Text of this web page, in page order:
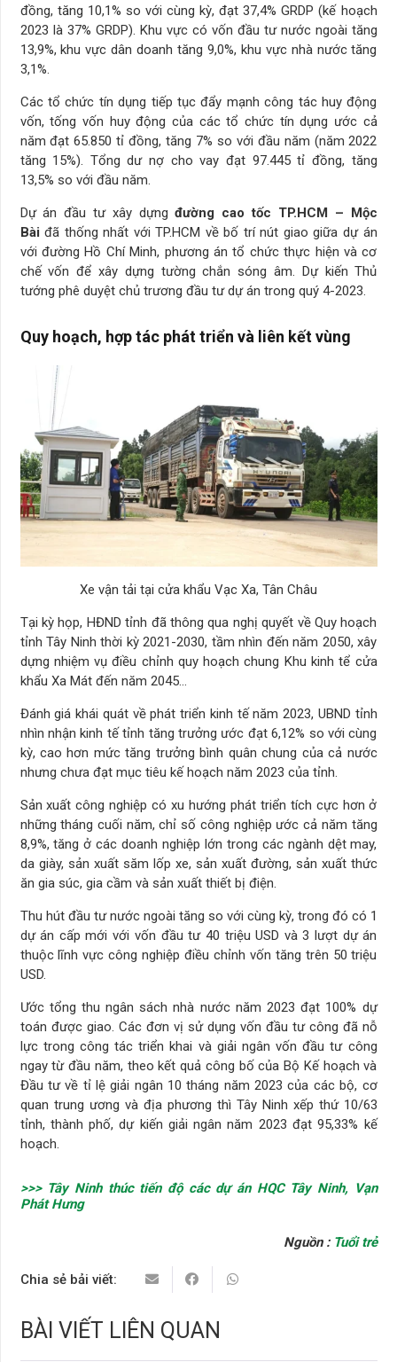
đồng, tăng 10,1% so với cùng kỳ, đạt 37,4% GRDP (kế hoạch
2023 là 37% GRDP). Khu vực có vốn đầu tư nước ngoài tăng
13,9%, khu vực dân doanh tăng 9,0%, khu vực nhà nước tăng
3,1%.
Các tổ chức tín dụng tiếp tục đẩy mạnh công tác huy động
vốn, tống vốn huy động của các tổ chức tín dụng ước cả
năm đạt 65.850 tỉ đồng, tăng 7% so với đầu năm (năm 2022
tăng 15%). Tổng dư nợ cho vay đạt 97.445 tỉ đồng, tăng
13,5% so với đầu năm.
Dự án đầu tư xây dựngđường cao tốc TP.HCM – Mộc
Bàiđã thống nhất với TP.HCM về bố trí nút giao giữa dự án
với đường Hồ Chí Minh, phương án tổ chức thực hiện và cơ
chế vốn để xây dựng tường chắn sóng âm. Dự kiến Thủ
tướng phê duyệt chủ trương đầu tư dự án trong quý 4-2023.
Quy hoạch, hợp tác phát triển và liên kết vùng
Xe vận tải tại cửa khẩu Vạc Xa, Tân Châu
Tại kỳ họp, HĐND tỉnh đã thông qua nghị quyết về Quy hoạch
tỉnh Tây Ninh thời kỳ 2021-2030, tầm nhìn đến năm 2050, xây
dựng nhiệm vụ điều chỉnh quy hoạch chung Khu kinh tể cửa
khẩu Xa Mát đến năm 2045…
Đánh giá khái quát về phát triển kinh tế năm 2023, UBND tỉnh
nhìn nhận kinh tế tỉnh tăng trưởng ước đạt 6,12% so với cùng
kỳ, cao hơn mức tăng trưởng bình quân chung của cả nước
nhưng chưa đạt mục tiêu kế hoạch năm 2023 của tỉnh.
Sản xuất công nghiệp có xu hướng phát triển tích cực hơn ở
những tháng cuối năm, chỉ số công nghiệp ước cả năm tăng
8,9%, tăng ở các doanh nghiệp lớn trong các ngành dệt may,
da giày, sản xuất săm lốp xe, sản xuất đường, sản xuất thức
ăn gia súc, gia cầm và sản xuất thiết bị điện.
Thu hút đầu tư nước ngoài tăng so với cùng kỳ, trong đó có 1
dự án cấp mới với vốn đầu tư 40 triệu USD và 3 lượt dự án
thuộc lĩnh vực công nghiệp điều chỉnh vốn tăng trên 50 triệu
USD.
Ước tổng thu ngân sách nhà nước năm 2023 đạt 100% dự
toán được giao. Các đơn vị sử dụng vốn đầu tư công đã nỗ
lực trong công tác triển khai và giải ngân vốn đầu tư công
ngay từ đầu năm, theo kết quả công bố của Bộ Kế hoạch và
Đầu tư về tỉ lệ giải ngân 10 tháng năm 2023 của các bộ, cơ
quan trung ương và địa phương thì Tây Ninh xếp thứ 10/63
tỉnh, thành phố, dự kiến giải ngân năm 2023 đạt 95,33% kế
hoạch.
>>> Tây Ninh thúc tiến độ các dự án HQC Tây Ninh, Vạn
Phát Hưng
Nguồn : Tuổi trẻ
Chia sẻ bải viết:
BÀI VIẾT LIÊN QUAN